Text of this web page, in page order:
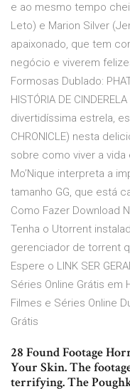
e ao mesmo tempo
Leto) e Marion Silver
apaixonado, que tem
negócio e viverem
Formosas Dublado:
HISTÓRIA DE
divertidíssima estrela,
CHRONICLE) nesta
sobre como viver a vida
Mo’Nique interpreta a
tamanho GG, que está
Como Fazer Download
Tenha o Utorrent
gerenciador de torrent
Espere o LINK SER
Séries Online Grátis em
Filmes e Séries Online
Grátis
28 Found Footage
Your Skin. The
terrifying. The